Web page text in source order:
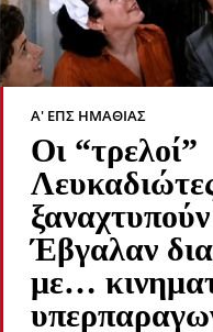
Α' ΕΠΣ ΗΜΑΘΊΑΣ
Οι “τρελοί”
Έβγαλαν
με…